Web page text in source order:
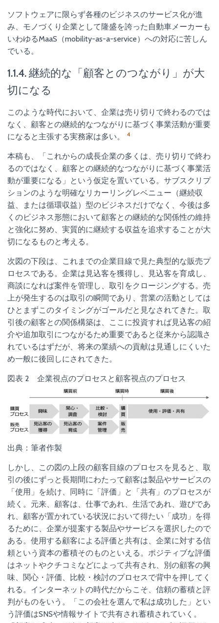
ソフトウェアに限らず各種のビジネスのサービス化が進
み、モノづくり企業として隆盛を誇った自動車メーカーも
いわゆるMaaS（mobility-as-a-service）への対応に苦しん
でいる。
1.1.4. 継続的な「顧客とのつながり」が大
切になる
このような時代において、企業は売り切りで終わるのでは
なく、顧客との継続的なつながりに基づく事業活動が重要
になると主張する実務家は多い。
4
本稿も、「これからの成長企業の多くは、売り切りで終わ
るのではなく、顧客との継続的なつながりに基づく事業活
動が重要になる」という仮定を置いている。サブスクリプ
ションのような明確なリカーリングレベニュー（継続収
益、または循環収益）型のビジネスだけでなく、今後は多
くのビジネス形態において顧客との継続的な関係性の維持
と強化に努め、実質的に継続する収益を追求することが大
切になるものと考える。
次図の下段は、これまでの企業目線で見た典型的な販売プ
ロセスである。企業は見込客を獲得し、見込客を育成し、
商談になれば案件を管理し、取引をクロージングする。売
上が発生するのは取引の瞬間であり、営業の活動としては
ひとまずこのタイミングがゴールだと見なされてきた。取
引後の顧客との関係構築は、ここに投資すれば見込客の紹
介や追加取引につながるため重要であると従来から認識さ
れているはずだが、将来の業績への貢献は見通しにくいた
め一般に後回しにされてきた。
図表 2 企業視点のプロセスと顧客視点のプロセス
出典：筆者作製
しかし、この図の上段の顧客目線のプロセスを見ると、取
引の後にずっと長期間にわたって顧客は製品やサービスの
「使用」を続け、同時に「評価」と「共有」のプロセスが
続く。元来、顧客は、仕事であれ、生活であれ、遊びであ
れ、顧客が置かれている状況において得たい「成功」を得
るために、企業が提案する製品やサービスを選択したので
ある。使用する顧客による評価と共有は、企業に対する信
頼という資本の蓄積そのものといえる。ポジティブな評価
はネットやクチコミなどによって共有され、別の顧客の興
味、関心・評価、比較・検討のプロセスで背中を押してく
れる。インターネットの時代だからこそ、信頼の蓄積と評
判がものをいう。「この会社を選んで私は成功した」とい
う評価はSNSや情報サイトで共有され蓄積されていく。